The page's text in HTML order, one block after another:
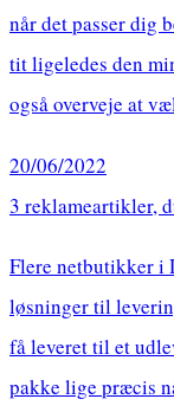
når det passer dig
tit ligeledes den
også overveje at
20/06/2022
3 reklameartikler,
Flere netbutikker i
løsninger til
få leveret til et
pakke lige præcis